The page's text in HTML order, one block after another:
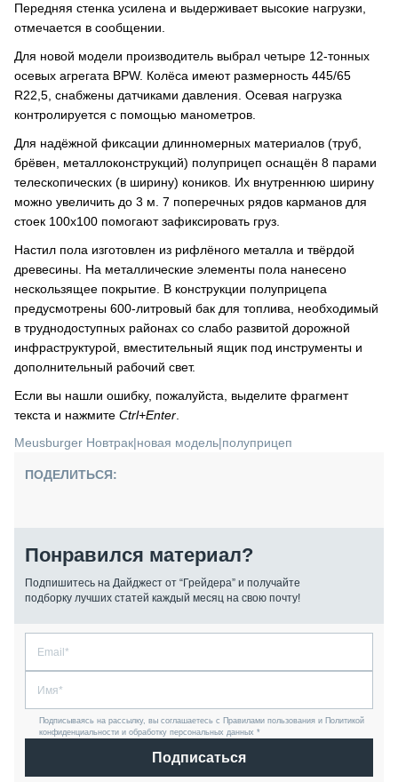
Передняя стенка усилена и выдерживает высокие нагрузки,
отмечается в сообщении.
Для новой модели производитель выбрал четыре 12-тонных
осевых агрегата BPW. Колёса имеют размерность 445/65
R22,5, снабжены датчиками давления. Осевая нагрузка
контролируется с помощью манометров.
Для надёжной фиксации длинномерных материалов (труб,
брёвен, металлоконструкций) полуприцеп оснащён 8 парами
телескопических (в ширину) коников. Их внутреннюю ширину
можно увеличить до 3 м. 7 поперечных рядов карманов для
стоек 100х100 помогают зафиксировать груз.
Настил пола изготовлен из рифлёного металла и твёрдой
древесины. На металлические элементы пола нанесено
нескользящее покрытие. В конструкции полуприцепа
предусмотрены 600-литровый бак для топлива, необходимый
в труднодоступных районах со слабо развитой дорожной
инфраструктурой, вместительный ящик под инструменты и
дополнительный рабочий свет.
Если вы нашли ошибку, пожалуйста, выделите фрагмент
текста и нажмите Ctrl+Enter
Meusburger Новтрак|новая модель|полуприцеп
ПОДЕЛИТЬСЯ:
Понравился материал?
Подпишитесь на Дайджест от “Грейдера” и получайте
подборку лучших статей каждый месяц на свою почту!
Подписываясь на рассылку, вы соглашаетесь с Правилами пользования и Политикой
конфиденциальности и обработку персональных данных *
Подписаться